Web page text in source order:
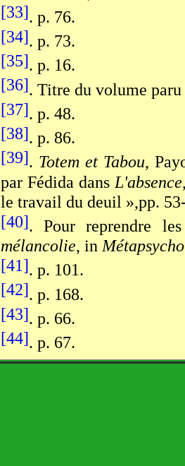
[33]. p. 76.
[34]. p. 73.
[35]. p. 16.
[36]. Titre du volume
[37]. p. 48.
[38]. p. 86.
[39]. Totem et Tabou,
par Fédida dans L'absence
le travail du deuil »,pp.
[40]. Pour reprendre
mélancolie, in
[41]. p. 101.
[42]. p. 168.
[43]. p. 66.
[44]. p. 67.